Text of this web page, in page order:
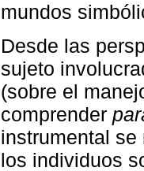
mundos
Desde las
sujeto
(sobre el
comprender
instrumental
los individuos